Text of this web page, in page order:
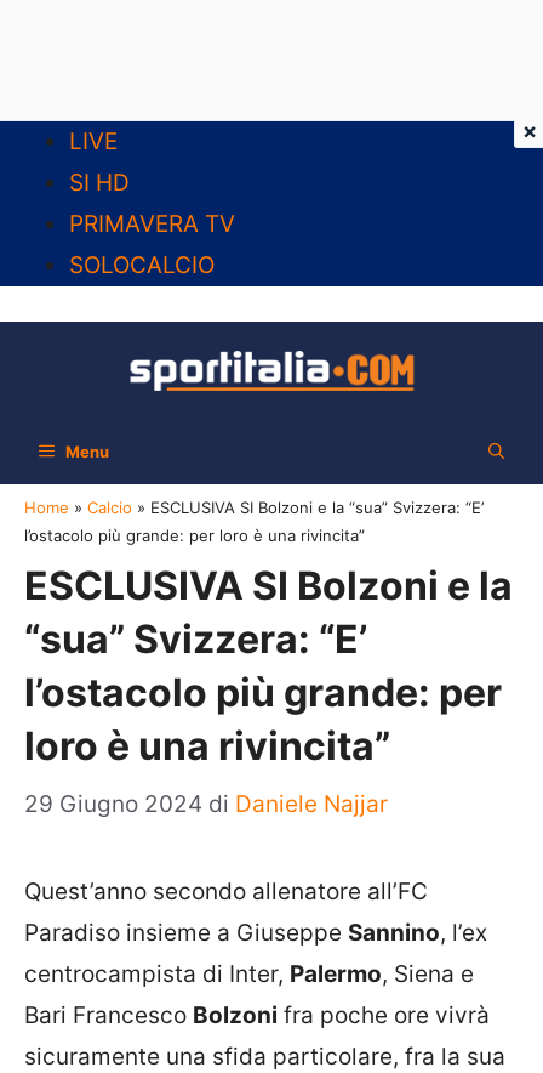
contenuto
LIVE
SI HD
PRIMAVERA TV
SOLOCALCIO
Menu
Home » Calcio » ESCLUSIVA SI Bolzoni e la “sua” Svizzera: “E’
l’ostacolo più grande: per loro è una rivincita”
ESCLUSIVA SI Bolzoni e la
“sua” Svizzera: “E’
l’ostacolo più grande: per
loro è una rivincita”
29 Giugno 2024 di Daniele Najjar
Quest’anno secondo allenatore all’FC
Paradiso insieme a Giuseppe Sannino, l’ex
centrocampista di Inter, Palermo, Siena e
Bari Francesco Bolzoni fra poche ore vivrà
sicuramente una sfida particolare, fra la sua
×